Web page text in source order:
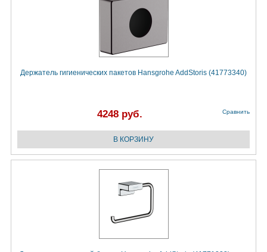
Держатель гигиенических пакетов Hansgrohe AddStoris (41773340)
4248 руб. Сравнить